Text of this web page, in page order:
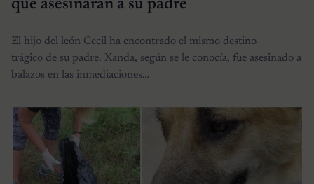
que asesinaran a su padre
El hijo del león Cecil ha encontrado el mismo destino
trágico de su padre. Xanda, según se le conocía, fue asesinado a
balazos en las inmediaciones…